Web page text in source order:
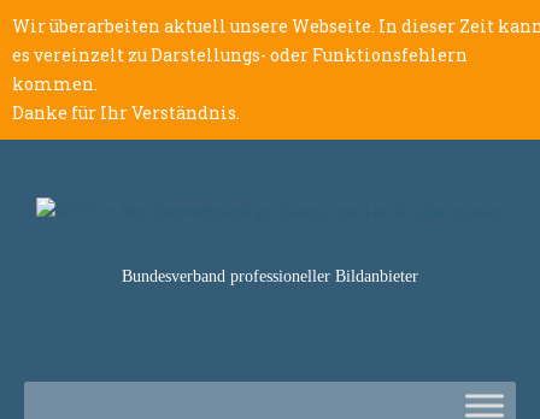
Wir überarbeiten aktuell unsere Webseite. In dieser Zeit
es vereinzelt zu Darstellungs- oder Funktionsfehlern
kommen.
Danke für Ihr Verständnis.
Bundesverband professioneller Bildanbieter